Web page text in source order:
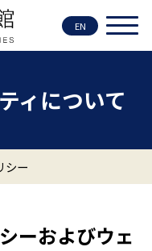
EN
ィについて
シー
ーおよびウェ